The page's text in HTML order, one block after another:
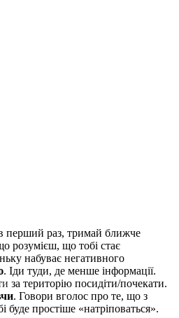
раз, тримай ближче
розумієш, що тобі стає
набуває негативного
. Іди туди, де менше інформації.
за територію посидіти/почекати.
. Говори вголос про те, що з
буде простіше «натріповаться».